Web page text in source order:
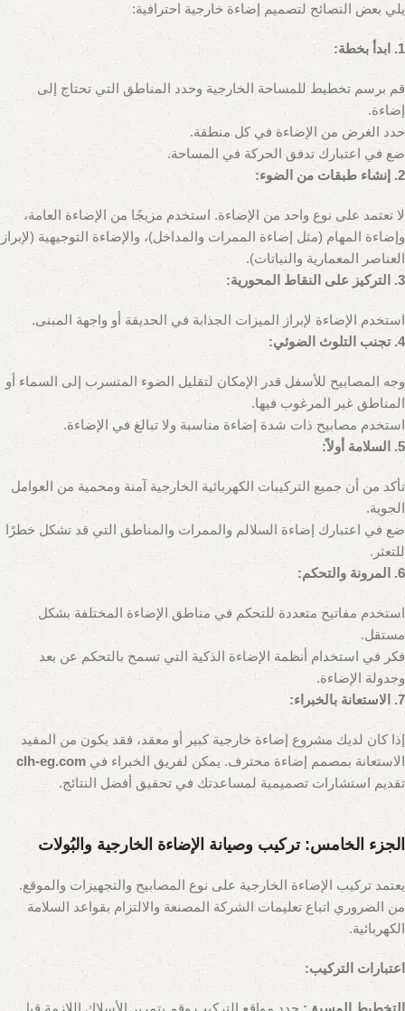
يلي بعض النصائح لتصميم إضاءة خارجية احترافية:
1. ابدأ بخطة:
قم برسم تخطيط للمساحة الخارجية وحدد المناطق التي تحتاج إلى
إضاءة.
حدد الغرض من الإضاءة في كل منطقة.
ضع في اعتبارك تدفق الحركة في المساحة.
2. إنشاء طبقات من الضوء:
لا تعتمد على نوع واحد من الإضاءة. استخدم مزيجًا من الإضاءة العامة،
وإضاءة المهام (مثل إضاءة الممرات والمداخل)، والإضاءة التوجيهية (لإبراز
العناصر المعمارية والنباتات).
3. التركيز على النقاط المحورية:
استخدم الإضاءة لإبراز الميزات الجذابة في الحديقة أو واجهة المبنى.
4. تجنب التلوث الضوئي:
وجه المصابيح للأسفل قدر الإمكان لتقليل الضوء المتسرب إلى السماء أو
المناطق غير المرغوب فيها.
استخدم مصابيح ذات شدة إضاءة مناسبة ولا تبالغ في الإضاءة.
5. السلامة أولاً:
تأكد من أن جميع التركيبات الكهربائية الخارجية آمنة ومحمية من العوامل
الجوية.
ضع في اعتبارك إضاءة السلالم والممرات والمناطق التي قد تشكل خطرًا
للتعثر.
6. المرونة والتحكم:
استخدم مفاتيح متعددة للتحكم في مناطق الإضاءة المختلفة بشكل
مستقل.
فكر في استخدام أنظمة الإضاءة الذكية التي تسمح بالتحكم عن بعد
وجدولة الإضاءة.
7. الاستعانة بالخبراء:
إذا كان لديك مشروع إضاءة خارجية كبير أو معقد، فقد يكون من المفيد
الاستعانة بمصمم إضاءة محترف. يمكن لفريق الخبراء في clh-eg.com
تقديم استشارات تصميمية لمساعدتك في تحقيق أفضل النتائج.
الجزء الخامس: تركيب وصيانة الإضاءة الخارجية والبُولات
يعتمد تركيب الإضاءة الخارجية على نوع المصابيح والتجهيزات والموقع.
من الضروري اتباع تعليمات الشركة المصنعة والالتزام بقواعد السلامة
الكهربائية.
اعتبارات التركيب: